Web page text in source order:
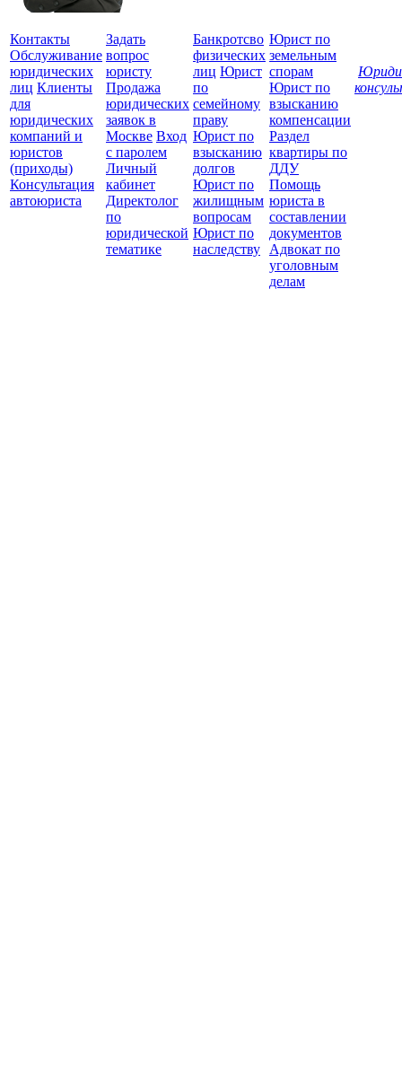
Контакты
Обслуживание
юридических
лиц Клиенты
для
юридических
компаний и
юристов
(приходы)
Консультация
автоюриста
Задать
вопрос
юристу
Продажа
юридических
заявок в
Москве Вход
с паролем
Личный
кабинет
Директолог
по
юридической
тематике
Банкротсво
физических
лиц Юрист
по
семейному
праву
Юрист по
взысканию
долгов
Юрист по
жилищным
вопросам
Юрист по
наследству
Юрист по
земельным
спорам
Юрист по
взысканию
компенсации
Раздел
квартиры по
ДДУ
Помощь
юриста в
составлении
документов
Адвокат по
уголовным
делам